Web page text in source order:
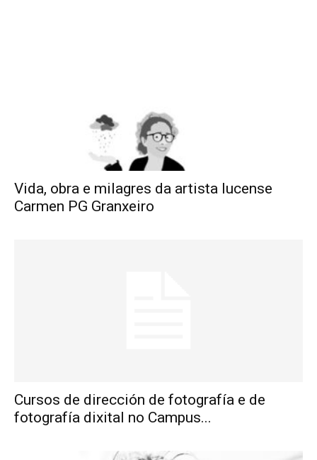
Vida, obra e milagres da artista lucense
Carmen PG Granxeiro
Cursos de dirección de fotografía e de
fotografía dixital no Campus...